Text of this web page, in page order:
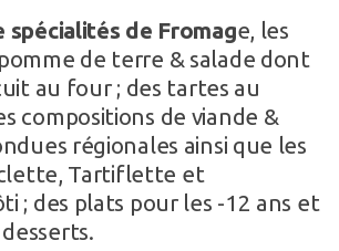
spécialités de Fromage, les
de terre & salade dont
au four ; des tartes au
compositions de viande &
régionales ainsi que les
Tartiflette et
; des plats pour les -12 ans et